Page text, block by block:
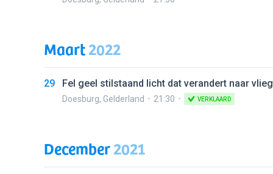
Maart2022
29 Fel geel stilstaand licht dat verandert naar
Doesburg, Gelderland 21:30 VERKLAARD
December2021